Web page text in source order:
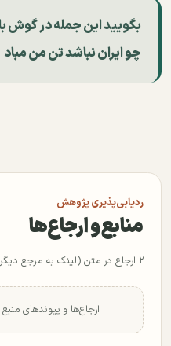
بگویید این جمله در گوش
چو ایران نباشد تن من مباد
ردیابی‌پذیری پژوهش
منابع و ارجاع‌ها
۲ ارجاع در متن (لینک به مرجع دیگر)
ارجاع‌ها و پیوندهای